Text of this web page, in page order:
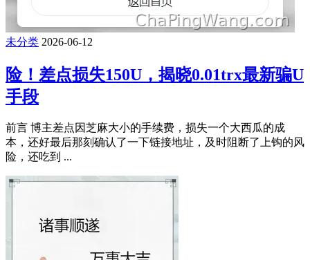
未分类 2026-06-12
险！差点损失150U，揭晓0.01trx最新骗U
手段
前言 博主差点因芝麻大小的手续费，损失一个大西瓜的成
本，还好最后那刻确认了一下链接地址，及时阻断了上钩的风
险，还吃到 ...